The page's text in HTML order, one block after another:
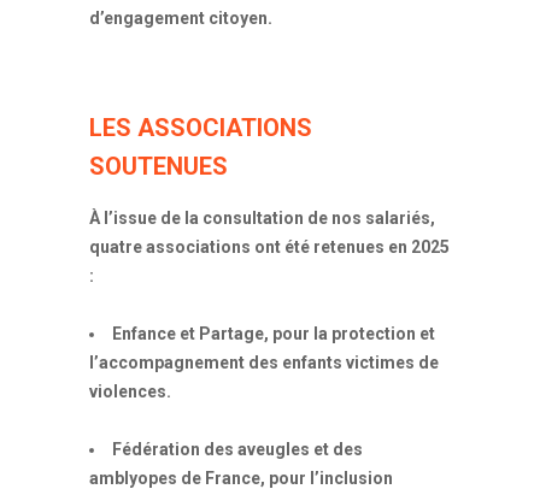
d’engagement citoyen.
LES ASSOCIATIONS
SOUTENUES
À l’issue de la consultation de nos salariés,
quatre associations ont été retenues en 2025
:
Enfance et Partage, pour la protection et
l’accompagnement des enfants victimes de
violences.
Fédération des aveugles et des
amblyopes de France, pour l’inclusion